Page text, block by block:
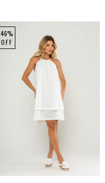
46%
OFF